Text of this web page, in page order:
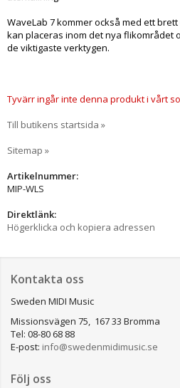
WaveLab 7 kommer också med ett
kan placeras inom det nya flikområdet
de viktigaste verktygen.
Tyvärr ingår inte denna produkt i vårt
Till butikens startsida »
Sitemap »
Artikelnummer:
MIP-WLS
Direktlänk:
Högerklicka och kopiera adressen
Kontakta oss
Sweden MIDI Music
Missionsvägen 75, 167 33 Bromma
Tel: 08-80 68 88
E-post: info@swedenmidimusic.se
Följ oss